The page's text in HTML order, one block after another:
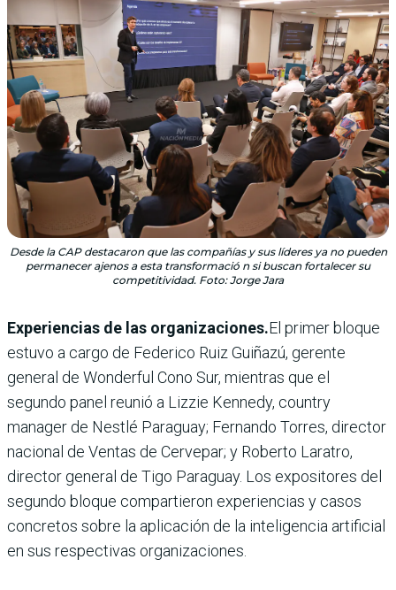
Desde la CAP destacaron que las compañías y sus líderes ya no pueden
permanecer ajenos a esta transformació n si buscan fortalecer su
competitividad. Foto: Jorge Jara
Experiencias de las organizaciones.El primer bloque
estuvo a cargo de Federico Ruiz Guiñazú, gerente
general de Wonderful Cono Sur, mientras que el
segundo panel reunió a Lizzie Kennedy, country
manager de Nestlé Paraguay; Fernando Torres, director
nacional de Ventas de Cervepar; y Roberto Laratro,
director general de Tigo Paraguay. Los expositores del
segundo bloque compartieron experiencias y casos
concretos sobre la aplicación de la inteligencia artificial
en sus respectivas organizaciones.